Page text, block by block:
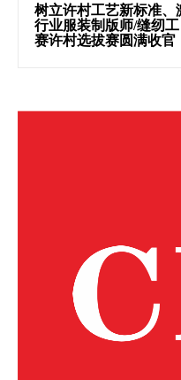
树立许村工艺新标准
行业服装制版师/缝纫
赛许村选拔赛圆满收官